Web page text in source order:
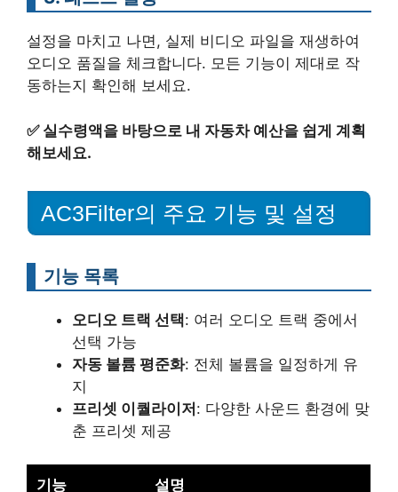
설정을 마치고 나면, 실제 비디오 파일을 재생하여
오디오 품질을 체크합니다. 모든 기능이 제대로 작
동하는지 확인해 보세요.
✅ 실수령액을 바탕으로 내 자동차 예산을 쉽게 계획
해보세요.
AC3Filter의 주요 기능 및 설정
기능 목록
오디오 트랙 선택: 여러 오디오 트랙 중에서
선택 가능
자동 볼륨 평준화: 전체 볼륨을 일정하게 유
지
프리셋 이퀄라이저: 다양한 사운드 환경에 맞
춘 프리셋 제공
기능 설명